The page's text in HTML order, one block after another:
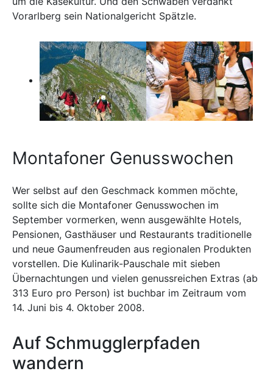
Vorarlberg sein Nationalgericht Spätzle.
Montafoner Genusswochen
Wer selbst auf den Geschmack kommen möchte,
sollte sich die Montafoner Genusswochen im
September vormerken, wenn ausgewählte Hotels,
Pensionen, Gasthäuser und Restaurants traditionelle
und neue Gaumenfreuden aus regionalen Produkten
vorstellen. Die Kulinarik-Pauschale mit sieben
Übernachtungen und vielen genussreichen Extras (ab
313 Euro pro Person) ist buchbar im Zeitraum vom
14. Juni bis 4. Oktober 2008.
Auf Schmugglerpfaden
wandern